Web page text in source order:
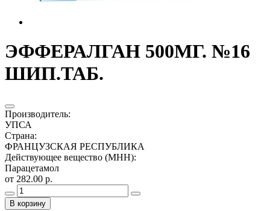
ЭФФЕРАЛГАН 500МГ. №16
ШИП.ТАБ.
Производитель:
УПСА
Страна:
ФРАНЦУЗСКАЯ РЕСПУБЛИКА
Действующее вещество (МНН):
Парацетамол
от 282.00 р.
В корзину